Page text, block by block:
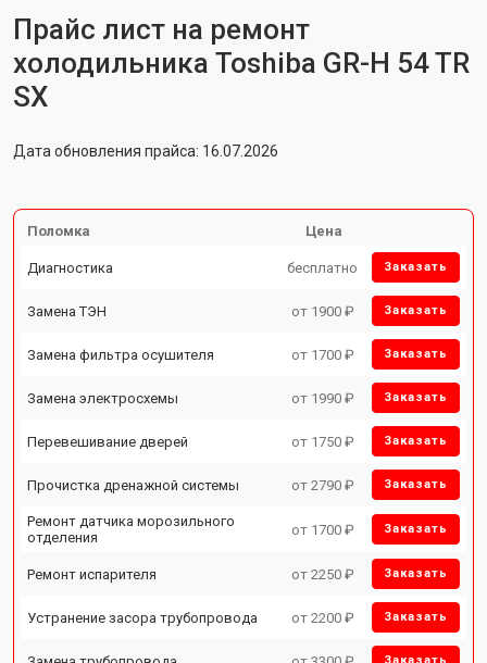
Прайс лист на ремонт
холодильника Toshiba GR-H 54 TR
SX
Дата обновления прайса: 16.07.2026
Поломка Цена
Диагностика бесплатно Заказать
Замена ТЭН от 1900 ₽ Заказать
Замена фильтра осушителя от 1700 ₽ Заказать
Замена электросхемы от 1990 ₽ Заказать
Перевешивание дверей от 1750 ₽ Заказать
Прочистка дренажной системы от 2790 ₽ Заказать
Ремонт датчика морозильного
отделения
от 1700 ₽ Заказать
Ремонт испарителя от 2250 ₽ Заказать
Устранение засора трубопровода от 2200 ₽ Заказать